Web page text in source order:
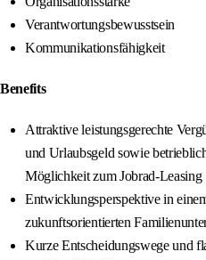
Verantwortungsbewusstsein
Kommunikationsfähigkeit
Benefits
Attraktive leistungsgerechte
und Urlaubsgeld sowie
Möglichkeit zum Jobrad-Leasing
Entwicklungsperspektive in
zukunftsorientierten
Kurze Entscheidungswege und